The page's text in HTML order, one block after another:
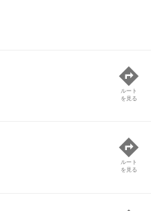
ルート
を見る
ルート
を見る